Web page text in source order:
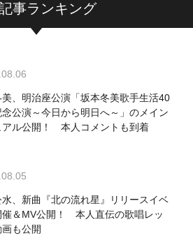
事ランキング
、明治座公演「坂本冬美歌手生活40
念公演～今日から明日へ～」のメイン
アル公開！ 本人コメントも到着
、新曲『北の流れ星』リリースイベ
催＆MV公開！ 本人直伝の歌唱レッ
画も公開